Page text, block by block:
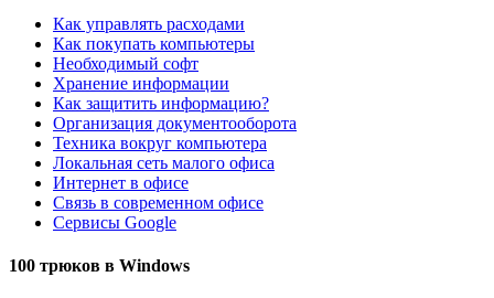
Как управлять расходами
Как покупать компьютеры
Необходимый софт
Хранение информации
Как защитить информацию?
Организация документооборота
Техника вокруг компьютера
Локальная сеть малого офиса
Интернет в офисе
Связь в современном офисе
Сервисы Google
100 трюков в Windows